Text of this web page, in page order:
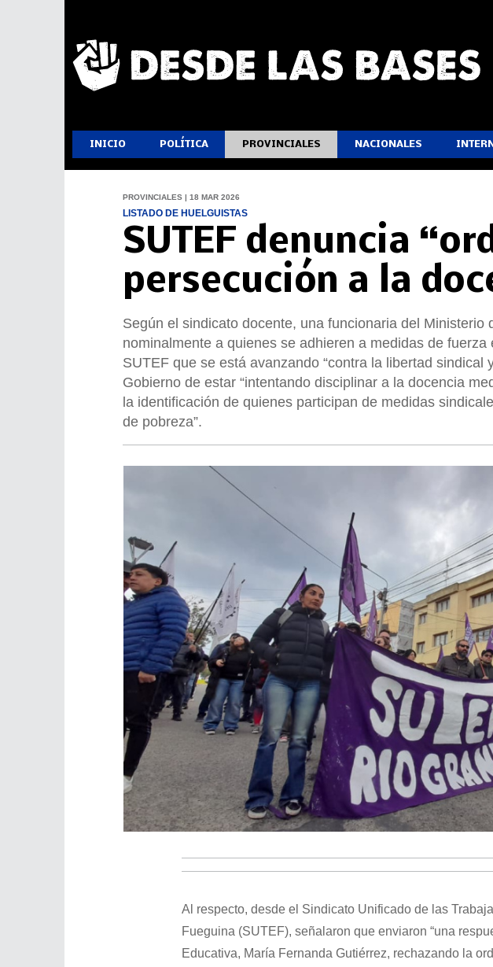
INICIO POLÍTICA PROVINCIALES NACIONALES
PROVINCIALES | 18 MAR 2026
LISTADO DE HUELGUISTAS
SUTEF denuncia
persecución a la
Según el sindicato docente, una funcionaria del Ministerio
nominalmente a quienes se adhieren a medidas de fuerza
SUTEF que se está avanzando “contra la libertad sindical
Gobierno de estar “intentando disciplinar a la docencia
la identificación de quienes participan de medidas
de pobreza”.
Al respecto, desde el Sindicato Unificado de las
Fueguina (SUTEF), señalaron que enviaron “una
Educativa, María Fernanda Gutiérrez, rechazando la